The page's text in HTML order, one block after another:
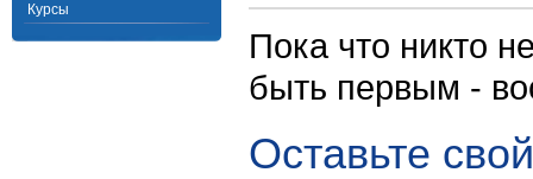
Курсы
Пока что никто
быть первым -
Оставьте